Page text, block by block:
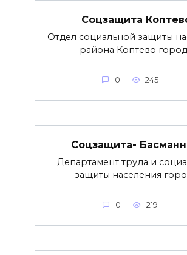
Соцзащита
Отдел социальной защиты
района Коптево
0 245
Соцзащита-
Департамент труда и
защиты населения
0 219